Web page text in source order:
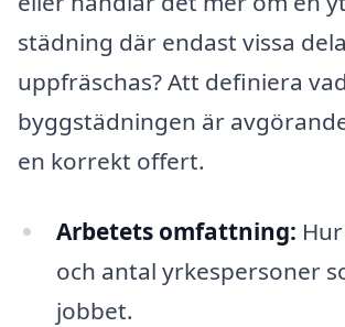
städning där endast vissa
uppfräschas? Att definiera
byggstädningen är
en korrekt offert.
Arbetets omfattning:
och antal yrkespersoner
jobbet.